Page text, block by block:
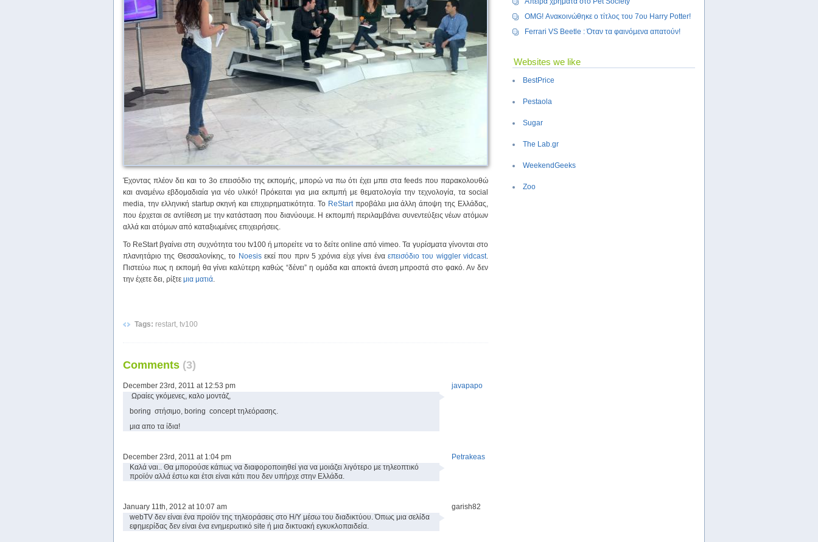
Έχοντας πλέον δει και το 3ο επεισόδιο της εκπομής, μπορώ να πω ότι έχει μπει στα feeds που παρακολουθώ
και αναμένω εβδομαδιαία για νέο υλικό! Πρόκειται για μια εκπμπή με θεματολογία την τεχνολογία, τα social
media, την ελληνική startup σκηνή και επιχειρηματικότητα. Το ReStartπροβάλει μια άλλη άποψη της Ελλάδας,
που έρχεται σε αντίθεση με την κατάσταση που διανύουμε. Η εκπομπή περιλαμβάνει συνεντεύξεις νέων ατόμων
αλλά και ατόμων από καταξιωμένες επιχειρήσεις.
To ReStart βγαίνει στη συχνότητα του tv100 ή μπορείτε να το δείτε online από vimeo. Τα γυρίσματα γίνονται στο
πλανητάριο της Θεσσαλονίκης, το Noesisεκεί που πριν 5 χρόνια είχε γίνει ένα επεισόδιο του wiggler vidcast.
Πιστεύω πως η εκπομή θα γίνει καλύτερη καθώς “δένει” η ομάδα και αποκτά άνεση μπροστά στο φακό. Αν δεν
την έχετε δει, ρίξτε μια ματιά.
Tags: restart, tv100
Comments (3)
javapapo
December 23rd, 2011 at 12:53 pm
Ωραίες γκόμενες, καλο μοντάζ,
boring στήσιμο, boring concept τηλεόρασης.
μια απο τα ίδια!
Petrakeas
December 23rd, 2011 at 1:04 pm
Καλά ναι.. Θα μπορούσε κάπως να διαφοροποιηθεί για να μοιάζει λιγότερο με τηλεοπτικό
προϊόν αλλά έστω και έτσι είναι κάτι που δεν υπήρχε στην Ελλάδα.
garish82
January 11th, 2012 at 10:07 am
webTV δεν είναι ένα προϊόν της τηλεοράσεις στο Η/Υ μέσω του διαδικτύου. Όπως μια σελίδα
εφημερίδας δεν είναι ένα ενημερωτικό site ή μια δικτυακή εγκυκλοπαιδεία.
OMG! Ανακοινώθηκε ο τίτλος του 7ου Harry Potter!
Ferrari VS Beetle : Όταν τα φαινόμενα απατούν!
Websites we like
BestPrice
Pestaola
Sugar
The Lab.gr
WeekendGeeks
Zoo